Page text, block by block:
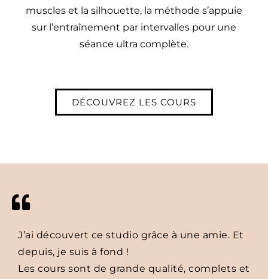
muscles et la silhouette, la méthode s’appuie
sur l’entraînement par intervalles pour une
séance ultra complète.
DÉCOUVREZ LES COURS
J’ai découvert ce studio grâce à une amie. Et
depuis, je suis à fond !
Les cours sont de grande qualité, complets et